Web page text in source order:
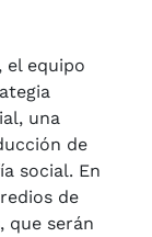
equipo
una
de
social. En
de
que serán